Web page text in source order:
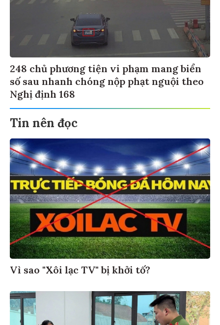
248 chủ phương tiện vi phạm mang biển
số sau nhanh chóng nộp phạt nguội theo
Nghị định 168
Tin nên đọc
Vì sao "Xôi lạc TV" bị khởi tố?